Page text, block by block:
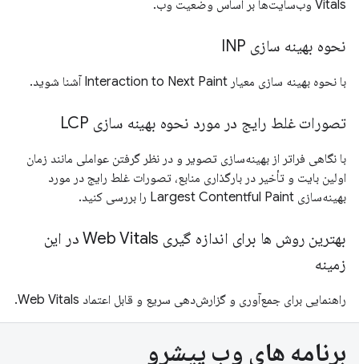
Vitals وب‌سایت‌ها بر اساس وضعیت وب.
نحوه بهینه سازی INP
با نحوه بهینه سازی معیار Interaction to Next Paint آشنا شوید.
تصورات غلط رایج در مورد نحوه بهینه سازی LCP
با نگاهی فراتر از بهینه‌سازی تصویر و در نظر گرفتن عواملی مانند زمان
اولین بایت و تأخیر در بارگذاری منابع، تصورات غلط رایج در مورد
بهینه‌سازی Largest Contentful Paint را بررسی کنید.
بهترین روش ها برای اندازه گیری Web Vitals در این
زمینه
راهنمایی برای جمع‌آوری و گزارش‌دهی سریع و قابل اعتماد Web Vitals.
برنامه های وب پیشرو